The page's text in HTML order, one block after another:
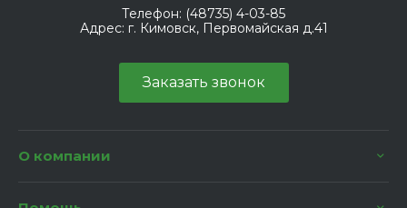
Телефон: (48735) 4-03-85
Адрес: г. Кимовск, Первомайская д.41
Заказать звонок
О компании